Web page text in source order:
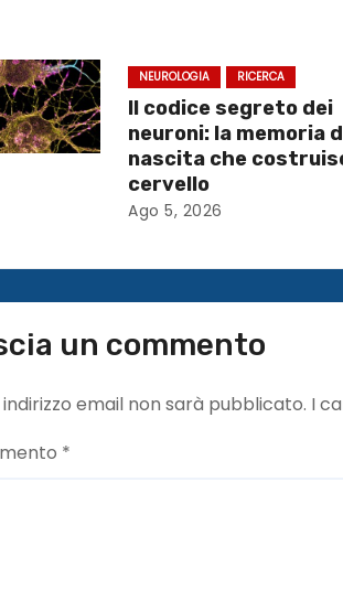
NEUROLOGIA RICERCA
Il codice segreto dei
neuroni: la memoria
nascita che
cervello
Ago 5, 2026
un commento
email non sarà pubblicato. I
*